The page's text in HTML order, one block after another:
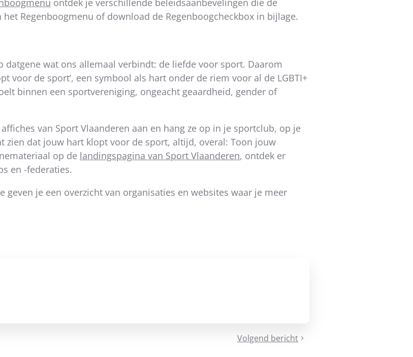
Regenboogmenu of download de Regenboogcheckbox in bijlage.
wat ons allemaal verbindt: de liefde voor sport. Daarom
voor de sport’, een symbool als hart onder de riem voor al de LGBTI+
binnen een sportvereniging, ongeacht geaardheid, gender of
van Sport Vlaanderen aan en hang ze op in je sportclub, op je
zien dat jouw hart klopt voor de sport, altijd, overal: Toon jouw
op de landingspagina van Sport Vlaanderen, ontdek er
en -federaties.
je een overzicht van organisaties en websites waar je meer
Volgend bericht
Schrijf